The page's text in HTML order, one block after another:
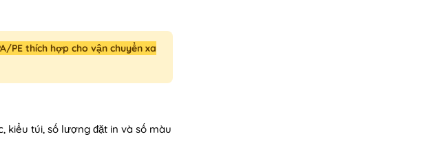
PE thích hợp cho vận chuyển xa
kiểu túi, số lượng đặt in và số màu